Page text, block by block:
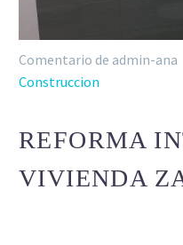
Comentario de admin-ana
Construccion
REFORMA
VIVIENDA